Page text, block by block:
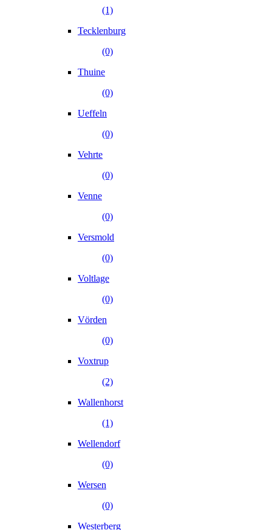
(1)
Tecklenburg
(0)
Thuine
(0)
Ueffeln
(0)
Vehrte
(0)
Venne
(0)
Versmold
(0)
Voltlage
(0)
Vörden
(0)
Voxtrup
(2)
Wallenhorst
(1)
Wellendorf
(0)
Wersen
(0)
Westerberg